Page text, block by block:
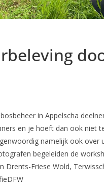
in Appelscha
en je hoeft dan ook niet
namelijk ook over
begeleiden de
Friese Wold,